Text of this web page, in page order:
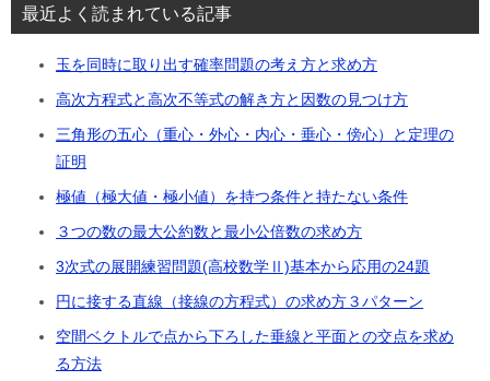
最近よく読まれている記事
玉を同時に取り出す確率問題の考え方と求め方
高次方程式と高次不等式の解き方と因数の見つけ方
三角形の五心（重心・外心・内心・垂心・傍心）と定理の
証明
極値（極大値・極小値）を持つ条件と持たない条件
３つの数の最大公約数と最小公倍数の求め方
3次式の展開練習問題(高校数学Ⅱ)基本から応用の24題
円に接する直線（接線の方程式）の求め方３パターン
空間ベクトルで点から下ろした垂線と平面との交点を求め
る方法